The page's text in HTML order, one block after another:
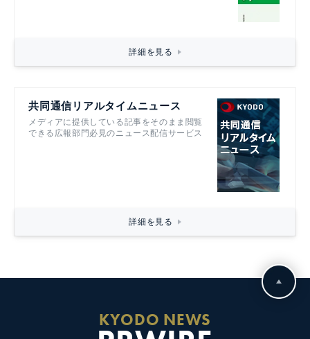
詳細を見る
共同通信リアルタイムニュース
メディアに提供している記事をそのまま閲覧
できる広報部門必見のニュース配信サービス
詳細を見る
KYODO NEWS